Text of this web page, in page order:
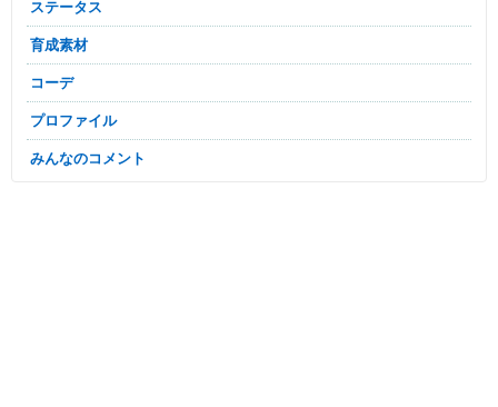
ステータス
育成素材
コーデ
プロファイル
みんなのコメント